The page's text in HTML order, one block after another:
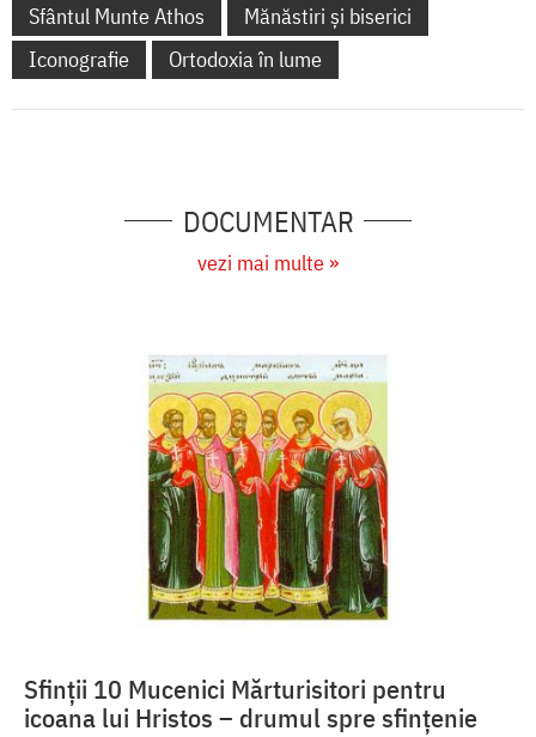
Sfântul Munte Athos
Mănăstiri și biserici
Iconografie
Ortodoxia în lume
DOCUMENTAR
vezi mai multe »
Sfinții 10 Mucenici Mărturisitori pentru
icoana lui Hristos – drumul spre sfințenie